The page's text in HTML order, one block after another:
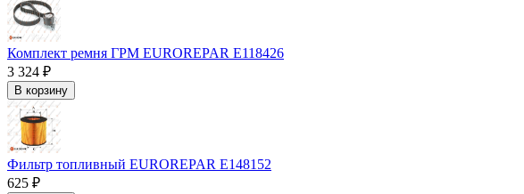
Комплект ремня ГРМ EUROREPAR E118426
3 324 ₽
В корзину
Фильтр топливный EUROREPAR E148152
625 ₽